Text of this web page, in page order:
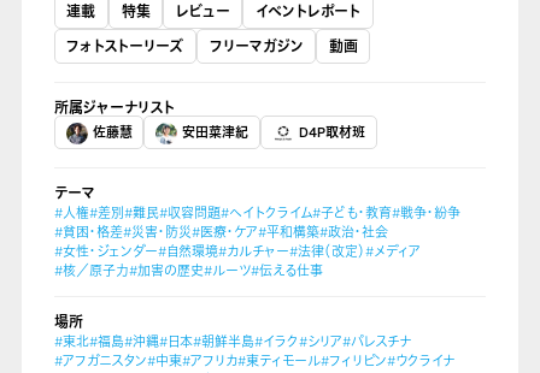
連載
特集 レビュー
イベントレポート
フォトストーリーズ
フリーマガジン 動画
所属ジャーナリスト
佐藤慧 安田菜津紀 D4P取材班
テーマ
#人権#差別#難民#収容問題#ヘイトクライム#子ども・教育#戦争・紛争
#貧困・格差#災害・防災#医療・ケア#平和構築#政治・社会
#女性・ジェンダー#自然環境#カルチャー#法律（改定）#メディア
#核／原子力#加害の歴史#ルーツ#伝える仕事
場所
#東北#福島#沖縄#日本#朝鮮半島#イラク#シリア#パレスチナ
#アフガニスタン#中東#アフリカ#東ティモール#フィリピン#ウクライナ